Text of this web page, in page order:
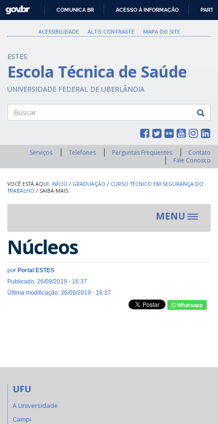
PARA
O
GOVBR
COMUNICA BR ACESSO À INFORMAÇÃO
ACESSIBILIDADE ALTO CONTRASTE MAPA DO SITE
ESTES
Escola Técnica de Saúde
UNIVERSIDADE FEDERAL DE UBERLÂNDIA
Serviços Telefones Perguntas Frequentes
Contato
Fale Conosco
INÍCIO / GRADUAÇÃO / CURSO TÉCNICO EM SEGURANÇA DO
TRABALHO / SAIBA MAIS
MENU
Toggle
Núcleos
por Portal ESTES
Publicado: 26/09/2019 - 16:37
Última modificação: 26/09/2019 - 16:37
Whatsapp
UFU
A Universidade
Campi